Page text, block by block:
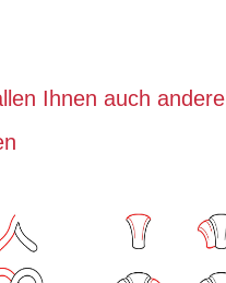
Ihnen auch andere